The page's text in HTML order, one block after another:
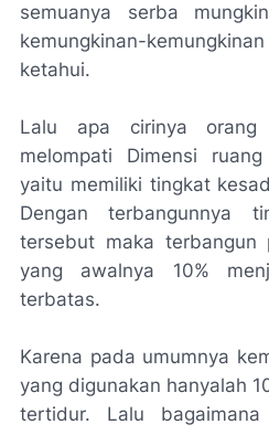
semuanya serba
kemungkinan-
ketahui.
Lalu apa cirinya
melompati Dimensi
yaitu memiliki tingkat
Dengan terbangunnya
tersebut maka terbangun
yang awalnya 10%
terbatas.
Karena pada umumnya
yang digunakan hanyalah
tertidur. Lalu bagaimana